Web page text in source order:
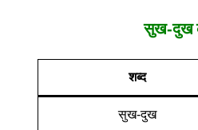
सुख-दुख
शब्द
सुख-दुख